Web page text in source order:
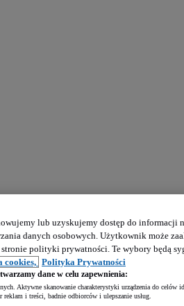
lub uzyskujemy dostęp do
danych osobowych. Użytkownik może
polityki prywatności. Te wybory będą
cookies, Polityka Prywatności
dane w celu zapewnienia:
Aktywne skanowanie charakterystyki urządzenia do
i treści, badnie odbiorców i ulepszanie usług.